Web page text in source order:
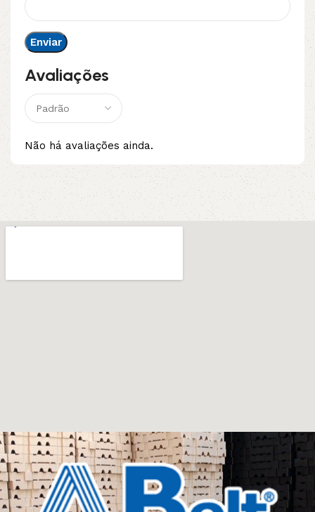
Avaliações
Não há avaliações ainda.